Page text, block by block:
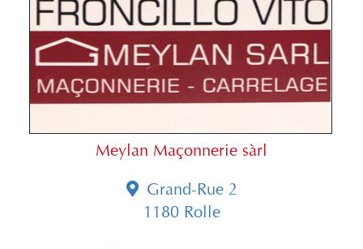
Meylan Maçonnerie sàrl
Grand-Rue 2
1180 Rolle